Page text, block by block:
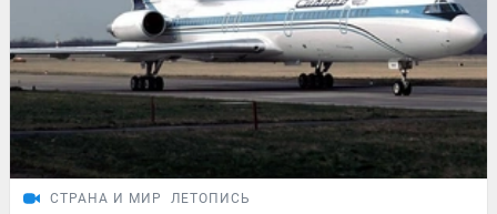
СТРАНА И МИР ЛЕТОПИСЬ